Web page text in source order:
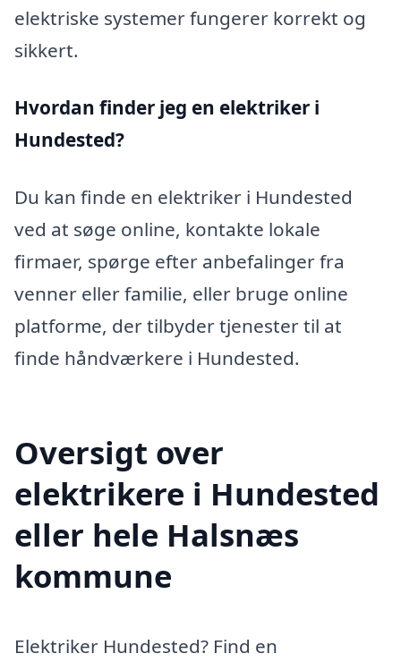
elektriske systemer fungerer korrekt og
sikkert.
Hvordan finder jeg en elektriker i
Hundested?
Du kan finde en elektriker i Hundested
ved at søge online, kontakte lokale
firmaer, spørge efter anbefalinger fra
venner eller familie, eller bruge online
platforme, der tilbyder tjenester til at
finde håndværkere i Hundested.
Oversigt over
elektrikere i Hundested
eller hele Halsnæs
kommune
Elektriker Hundested? Find en